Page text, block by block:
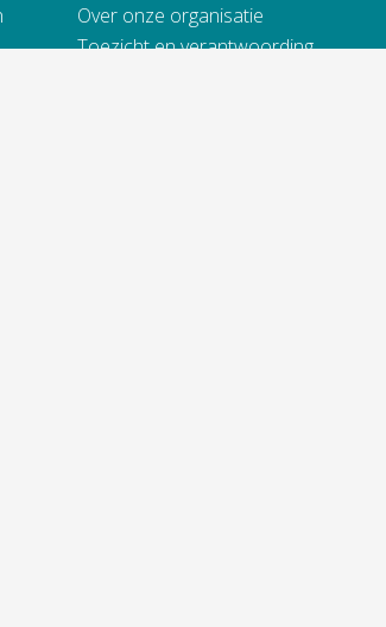
Over onze organisatie
Toezicht en verantwoording